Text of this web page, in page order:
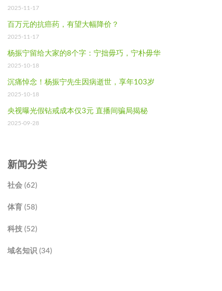
2025-11-17
百万元的抗癌药，有望大幅降价？
2025-11-17
杨振宁留给大家的8个字：宁拙毋巧，宁朴毋华
2025-10-18
沉痛悼念！杨振宁先生因病逝世，享年103岁
2025-10-18
央视曝光假钻戒成本仅3元 直播间骗局揭秘
2025-09-28
新闻分类
社会 (62)
体育 (58)
科技 (52)
域名知识 (34)